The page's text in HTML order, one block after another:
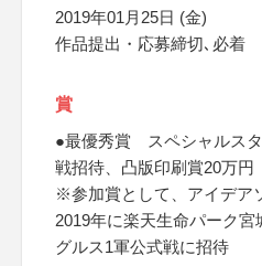
2019年01月25日 (金)
作品提出・応募締切､必着
賞
●最優秀賞 スペシャルス
戦招待、凸版印刷賞20万円
※参加賞として、アイデア
2019年に楽天生命パーク
グルス1軍公式戦に招待